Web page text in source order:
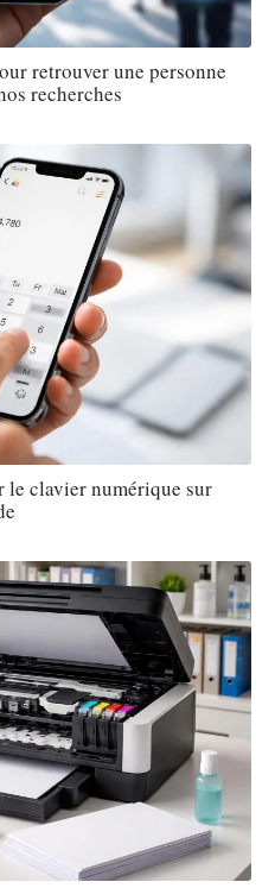
retrouver une personne
recherches
clavier numérique sur